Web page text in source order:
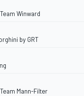
DTM
Winward
by GRT
Mann-Filter